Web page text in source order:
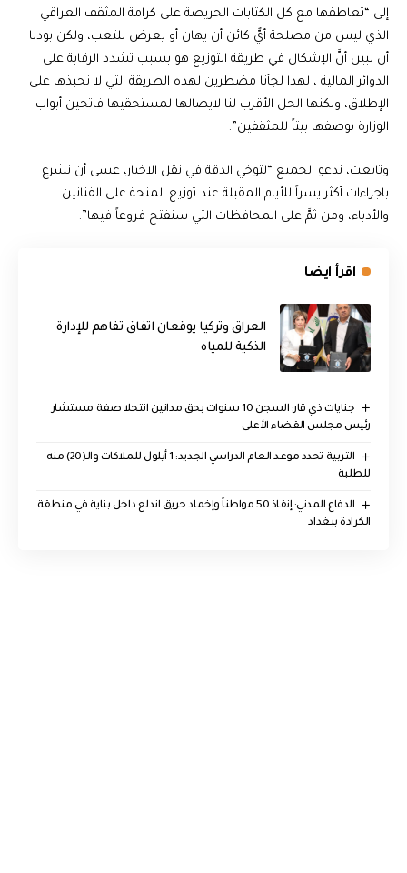
إلى “تعاطفها مع كل الكتابات الحريصة على كرامة المثقف العراقي
الذي ليس من مصلحة أيٌّ كائن أن يهان أو يعرض للتعب، ولكن بودنا
أن نبين أنَّ الإشكال في طريقة التوزيع هو بسبب تشدد الرقابة على
الدوائر المالية ، لهذا لجأنا مضطرين لهذه الطريقة التي لا نحبذها على
الإطلاق، ولكنها الحل الأقرب لنا لايصالها لمستحقيها فاتحين أبواب
الوزارة بوصفها بيتاً للمثقفين”.
وتابعت، ندعو الجميع “لتوخي الدقة في نقل الاخبار، عسى أن نشرع
باجراءات أكثر يسراً للأيام المقبلة عند توزيع المنحة على الفنانين
والأدباء، ومن ثمَّ على المحافظات التي سنفتح فروعاً فيها”.
اقرأ ايضا
العراق وتركيا يوقعان اتفاق تفاهم للإدارة
الذكية للمياه
جنايات ذي قار: السجن 10 سنوات بحق مدانين انتحلا صفة مستشار
رئيس مجلس القضاء الأعلى
التربية تحدد موعد العام الدراسي الجديد: 1 أيلول للملاكات والـ(20) منه
للطلبة
الدفاع المدني: إنقاذ 50 مواطناً وإخماد حريق اندلع داخل بناية في منطقة
الكرادة ببغداد